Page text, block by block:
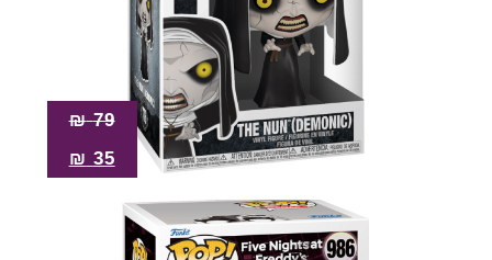
79
₪
35
₪